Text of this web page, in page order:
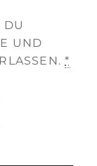
DU
UND
*